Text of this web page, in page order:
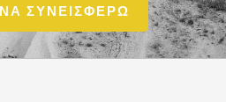
ΣΥΝΕΙΣΦΕΡΩ